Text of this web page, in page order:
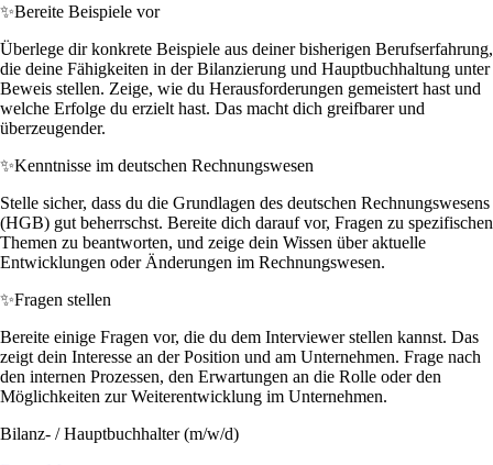
✨Bereite Beispiele vor
Überlege dir konkrete Beispiele aus deiner bisherigen Berufserfahrung,
die deine Fähigkeiten in der Bilanzierung und Hauptbuchhaltung unter
Beweis stellen. Zeige, wie du Herausforderungen gemeistert hast und
welche Erfolge du erzielt hast. Das macht dich greifbarer und
überzeugender.
✨Kenntnisse im deutschen Rechnungswesen
Stelle sicher, dass du die Grundlagen des deutschen Rechnungswesens
(HGB) gut beherrschst. Bereite dich darauf vor, Fragen zu spezifischen
Themen zu beantworten, und zeige dein Wissen über aktuelle
Entwicklungen oder Änderungen im Rechnungswesen.
✨Fragen stellen
Bereite einige Fragen vor, die du dem Interviewer stellen kannst. Das
zeigt dein Interesse an der Position und am Unternehmen. Frage nach
den internen Prozessen, den Erwartungen an die Rolle oder den
Möglichkeiten zur Weiterentwicklung im Unternehmen.
Bilanz- / Hauptbuchhalter (m/w/d)